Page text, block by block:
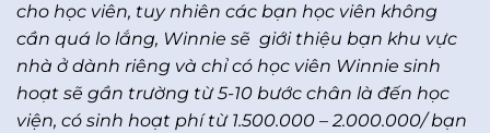
cho học viên, tuy nhiên các bạn học viên không
cần quá lo lắng, Winnie sẽ giới thiệu bạn khu vực
nhà ở dành riêng và chỉ có học viên Winnie sinh
hoạt sẽ gần trường từ 5-10 bước chân là đến học
viện, có sinh hoạt phí từ 1.500.000 – 2.000.000/ bạn